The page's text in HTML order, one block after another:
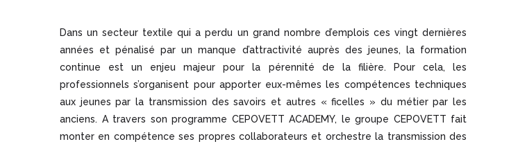
Dans un secteur textile qui a perdu un grand nombre d’emplois ces vingt dernières
années et pénalisé par un manque d’attractivité auprès des jeunes, la formation
continue est un enjeu majeur pour la pérennité de la filière. Pour cela, les
professionnels s’organisent pour apporter eux-mêmes les compétences techniques
aux jeunes par la transmission des savoirs et autres « ficelles » du métier par les
anciens. A travers son programme CEPOVETT ACADEMY, le groupe CEPOVETT fait
monter en compétence ses propres collaborateurs et orchestre la transmission des